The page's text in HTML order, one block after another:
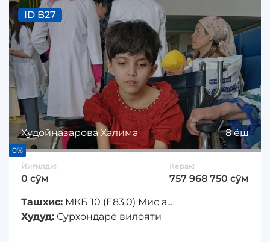
Худойназарова Халима 8 ёш
ID B27
0%
Йиғилди:
0 сўм
Керак:
757 968 750 сўм
Ташхис: МКБ 10 (Е83.0) Мис а...
Худуд: Сурхондарё вилояти